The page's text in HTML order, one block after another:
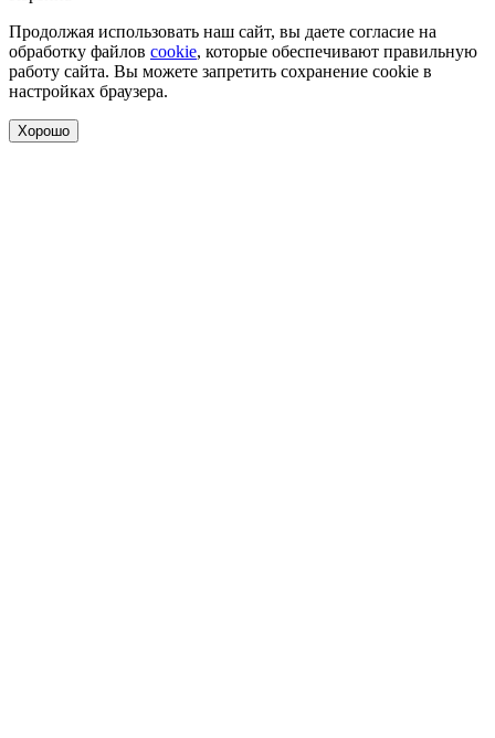
Продолжая использовать наш сайт, вы даете согласие на
обработку файлов cookie, которые обеспечивают правильную
работу сайта. Вы можете запретить сохранение cookie в
настройках браузера.
Хорошо